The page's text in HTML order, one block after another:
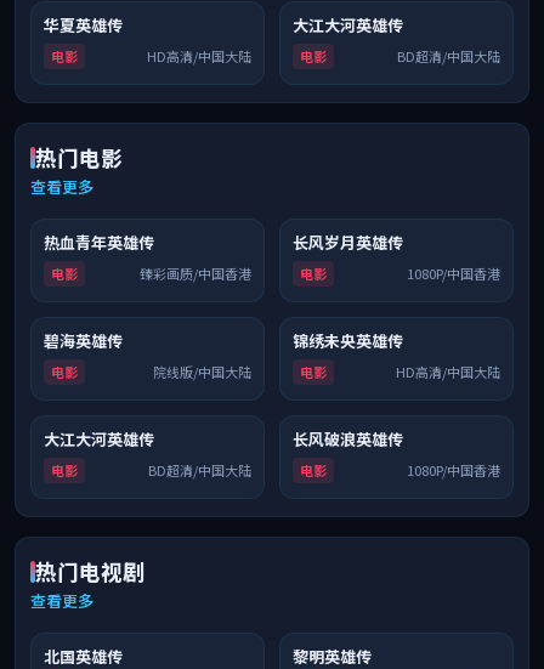
7.5
华夏英雄传
电影 HD高清/中国大陆
6.4
大江大河英雄传
电影 BD超清/中国大陆
热门电影
查看更多
6.8
热血青年英雄传
电影 臻彩画质/中国香港
6.9
长风岁月英雄传
电影 1080P/中国香港
6.3
碧海英雄传
电影 院线版/中国大陆
9.3
锦绣未央英雄传
电影 HD高清/中国大陆
6.4
大江大河英雄传
电影 BD超清/中国大陆
8.2
长风破浪英雄传
电影 1080P/中国香港
热门电视剧
查看更多
6.4
北国英雄传 7.7
黎明英雄传